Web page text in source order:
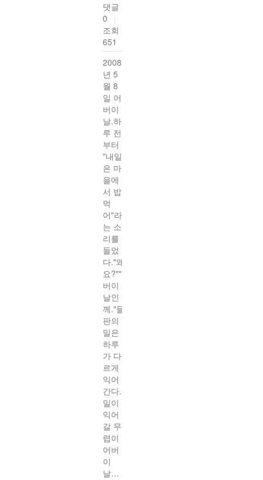
댓글
0
|
조회
651
2008
년 5
월 8
일 어
버이
날.하
루 전
부터
"내일
은 마
을에
서 밥
먹
어"라
는 소
리를
들었
다."왜
요?""어
버이
날인
께."들
판의
밀은
하루
가 다
르게
익어
간다.
밀이
익어
갈 무
렵이
어버
이
날…